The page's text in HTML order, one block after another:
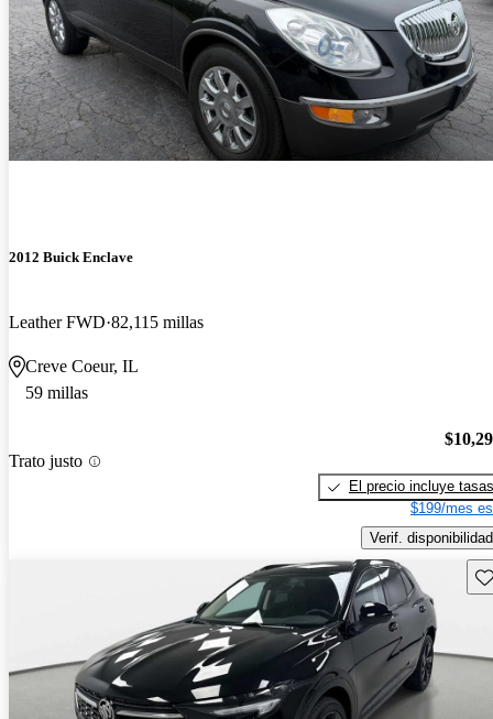
2012 Buick Enclave
Leather FWD 82,115 millas
Creve Coeur, IL
59 millas
Trato justo
El precio incluye tasas
$199/mes
Verif. disponibilidad